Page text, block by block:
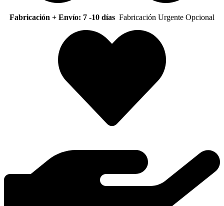
Fabricación + Envío: 7 -10 días Fabricación Urgente Opcional